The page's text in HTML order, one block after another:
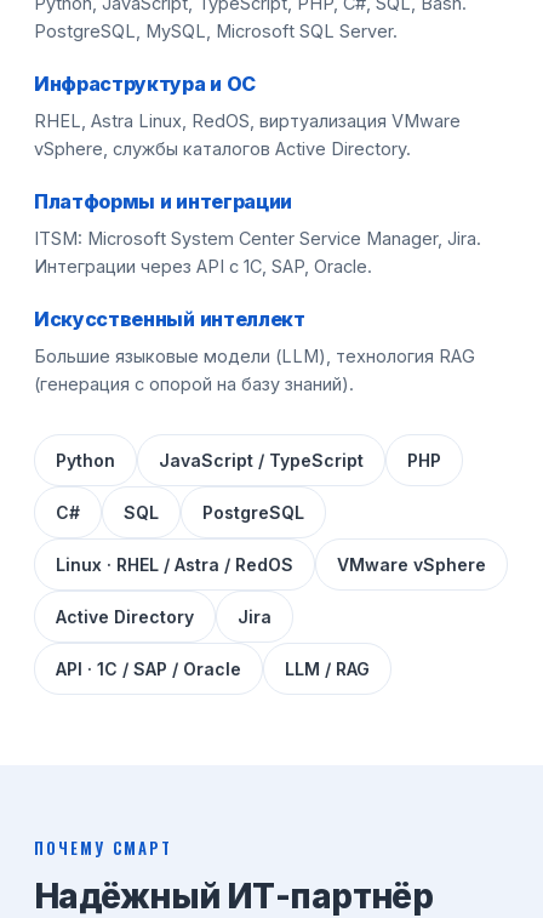
PostgreSQL, MySQL, Microsoft SQL Server.
Инфраструктура и ОС
RHEL, Astra Linux, RedOS, виртуализация VMware
vSphere, службы каталогов Active Directory.
Платформы и интеграции
ITSM: Microsoft System Center Service Manager, Jira.
Интеграции через API с 1С, SAP, Oracle.
Искусственный интеллект
Большие языковые модели (LLM), технология RAG
(генерация с опорой на базу знаний).
Python JavaScript / TypeScript PHP
C# SQL PostgreSQL
Linux · RHEL / Astra / RedOS VMware vSphere
Active Directory Jira
API · 1С / SAP / Oracle LLM / RAG
ПОЧЕМУ СМАРТ
Надёжный ИТ-партнёр